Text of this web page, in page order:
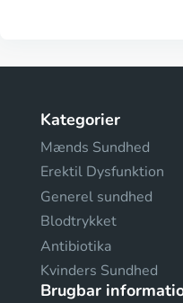
Kategorier
Mænds Sundhed
Erektil Dysfunktion
Generel sundhed
Blodtrykket
Antibiotika
Kvinders Sundhed
Brugbar